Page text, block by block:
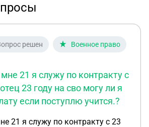
решен Военное право
21 я служу по контракту с
23 году на сво могу ли я
если поступлю учится.?
21 я служу по контракту с 23